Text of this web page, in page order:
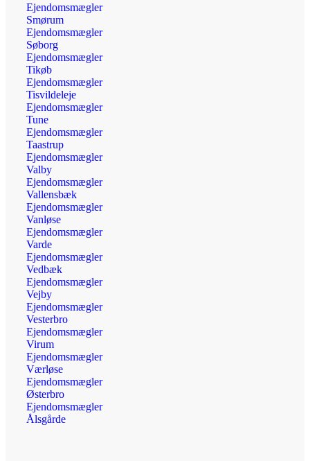
Ejendomsmægler
Smørum
Ejendomsmægler
Søborg
Ejendomsmægler
Tikøb
Ejendomsmægler
Tisvildeleje
Ejendomsmægler
Tune
Ejendomsmægler
Taastrup
Ejendomsmægler
Valby
Ejendomsmægler
Vallensbæk
Ejendomsmægler
Vanløse
Ejendomsmægler
Varde
Ejendomsmægler
Vedbæk
Ejendomsmægler
Vejby
Ejendomsmægler
Vesterbro
Ejendomsmægler
Virum
Ejendomsmægler
Værløse
Ejendomsmægler
Østerbro
Ejendomsmægler
Ålsgårde